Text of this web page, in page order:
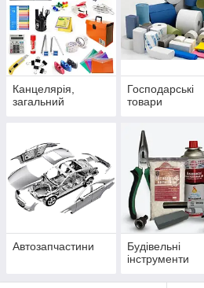
Канцелярія,
загальний
Господарські
товари
Автозапчастини
Будівельні
інструменти